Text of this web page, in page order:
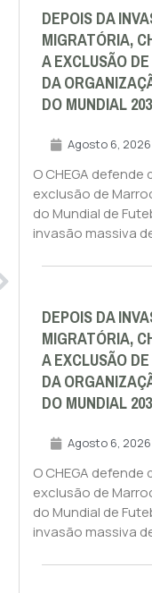
DEPOIS DA
MIGRATÓRIA,
A EXCLUSÃO
DA
DO MUNDIAL
Agosto 6, 2026
O CHEGA
exclusão de
do Mundial de
invasão massiva
DEPOIS DA
MIGRATÓRIA,
A EXCLUSÃO
DA
DO MUNDIAL
Agosto 6, 2026
O CHEGA
exclusão de
do Mundial de
invasão massiva